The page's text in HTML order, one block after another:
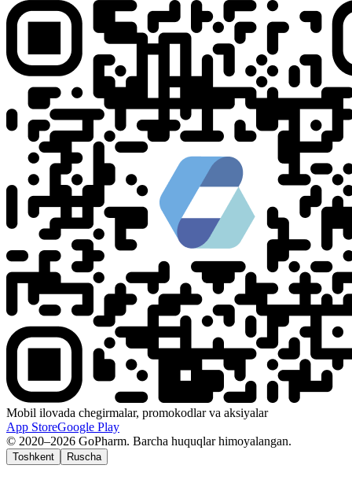
Mobil ilovada chegirmalar, promokodlar va aksiyalar
App StoreGoogle Play
© 2020–2026 GoPharm. Barcha huquqlar himoyalangan.
Toshkent Ruscha